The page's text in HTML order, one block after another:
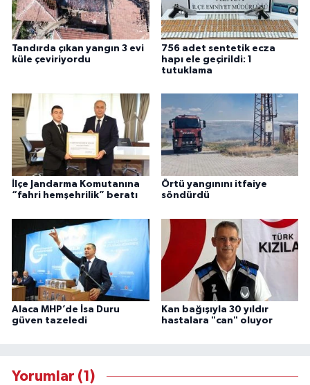
Tandırda çıkan yangın 3 evi
küle çeviriyordu
756 adet sentetik ecza
hapı ele geçirildi: 1
tutuklama
İlçe Jandarma Komutanına
“fahri hemşehrilik” beratı
Örtü yangınını itfaiye
söndürdü
Alaca MHP’de İsa Duru
güven tazeledi
Kan bağışıyla 30 yıldır
hastalara "can" oluyor
Yorumlar (1)